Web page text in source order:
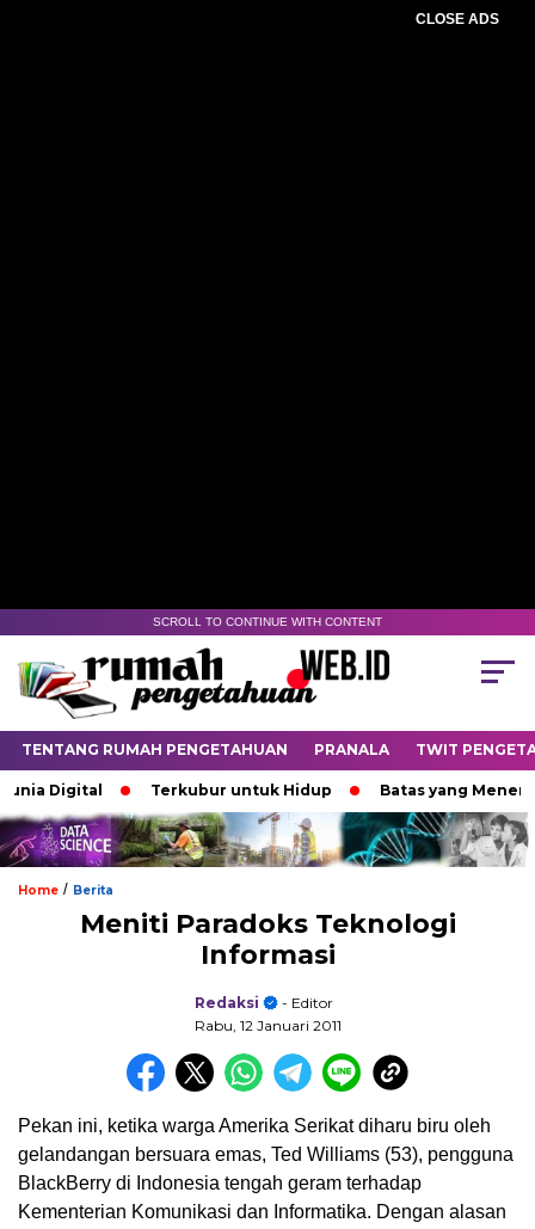
CLOSE ADS
SCROLL TO CONTINUE WITH CONTENT
TENTANG RUMAH PENGETAHUAN PRANALA TWIT
Digital Terkubur untuk Hidup Batas yang
Home / Berita
Meniti Paradoks Teknologi
Informasi
Redaksi
- Editor
Rabu, 12 Januari 2011
Pekan ini, ketika warga Amerika Serikat diharu biru oleh
gelandangan bersuara emas, Ted Williams (53), pengguna
BlackBerry di Indonesia tengah geram terhadap
Kementerian Komunikasi dan Informatika. Dengan alasan